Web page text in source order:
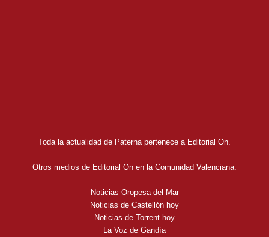
Toda la actualidad de Paterna pertenece a Editorial On.
Otros medios de Editorial On en la Comunidad Valenciana:
Noticias Oropesa del Mar
Noticias de Castellón hoy
Noticias de Torrent hoy
La Voz de Gandía